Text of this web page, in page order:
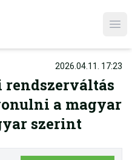
2026.04.11. 17:23
a magyar
szerint